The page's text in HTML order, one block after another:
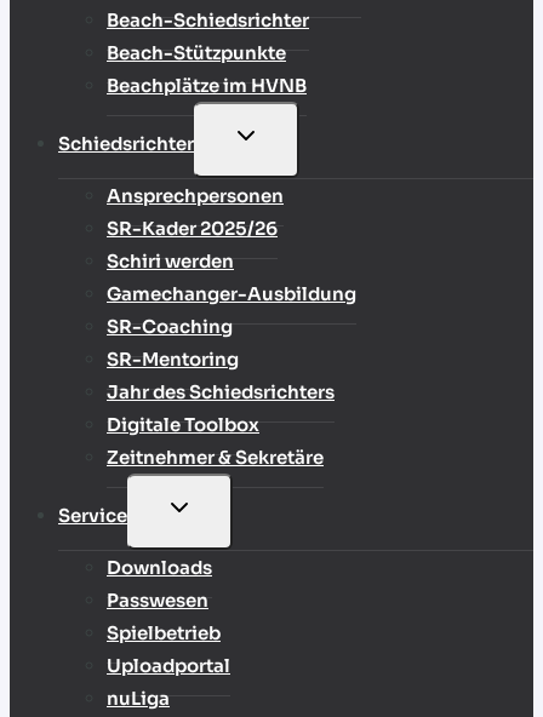
Beach-Schiedsrichter
Beach-Stützpunkte
Beachplätze im HVNB
Schiedsrichter
UNTERMENÜ
Ansprechpersonen
SR-Kader 2025/26
Schiri werden
Gamechanger-Ausbildung
SR-Coaching
SR-Mentoring
Jahr des Schiedsrichters
Digitale Toolbox
Zeitnehmer & Sekretäre
Service
UNTERMENÜ
Downloads
Passwesen
Spielbetrieb
Uploadportal
nuLiga